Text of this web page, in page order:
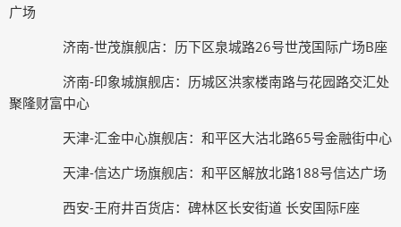
广场
济南-世茂旗舰店：历下区泉城路26号世茂国际广场B座
济南-印象城旗舰店：历城区洪家楼南路与花园路交汇处
聚隆财富中心
天津-汇金中心旗舰店：和平区大沽北路65号金融街中心
天津-信达广场旗舰店：和平区解放北路188号信达广场
西安-王府井百货店：碑林区长安街道 长安国际F座